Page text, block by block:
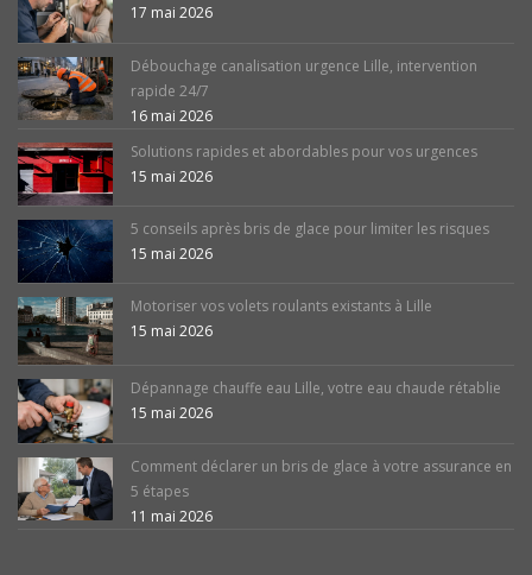
17 mai 2026
Débouchage canalisation urgence Lille, intervention
rapide 24/7
16 mai 2026
Solutions rapides et abordables pour vos urgences
15 mai 2026
5 conseils après bris de glace pour limiter les risques
15 mai 2026
Motoriser vos volets roulants existants à Lille
15 mai 2026
Dépannage chauffe eau Lille, votre eau chaude rétablie
15 mai 2026
Comment déclarer un bris de glace à votre assurance en
5 étapes
11 mai 2026